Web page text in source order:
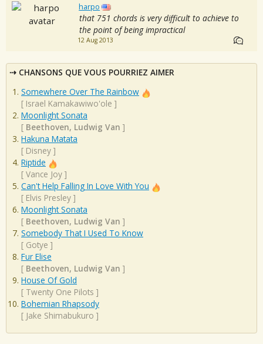
harpo
that 751 chords is very difficult to achieve to
the point of being impractical
12 Aug 2013
CHANSONS QUE VOUS POURRIEZ AIMER
Somewhere Over The Rainbow
[ Israel Kamakawiwo'ole ]
Moonlight Sonata
[ Beethoven, Ludwig Van ]
Hakuna Matata
[ Disney ]
Riptide
[ Vance Joy ]
Can't Help Falling In Love With You
[ Elvis Presley ]
Moonlight Sonata
[ Beethoven, Ludwig Van ]
Somebody That I Used To Know
[ Gotye ]
Fur Elise
[ Beethoven, Ludwig Van ]
House Of Gold
[ Twenty One Pilots ]
Bohemian Rhapsody
[ Jake Shimabukuro ]